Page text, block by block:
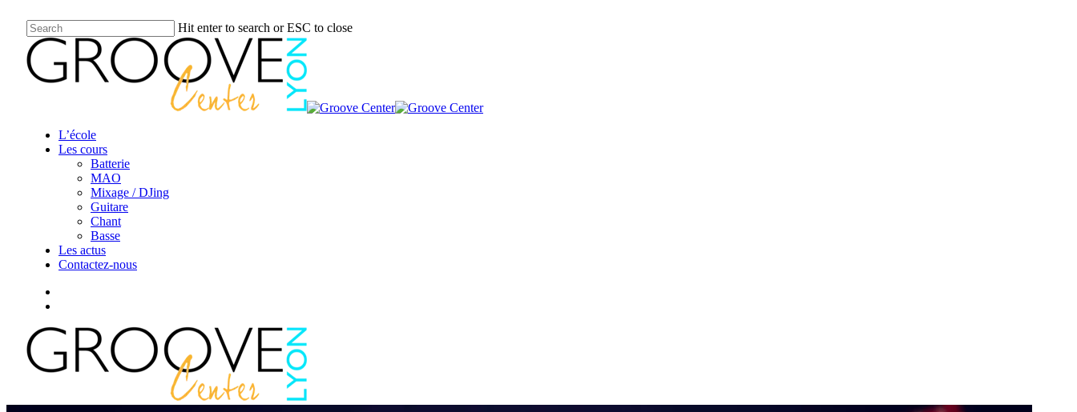
main
content
Hit enter to search or ESC to close
Close
Search
search
Menu
L’école
Les cours
Batterie
MAO
Mixage / DJing
Guitare
Chant
Basse
Les actus
Contactez-nous